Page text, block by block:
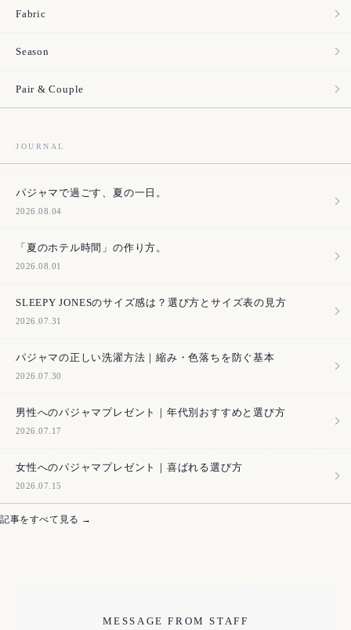
Fabric
Season
Pair & Couple
JOURNAL
パジャマで過ごす、夏の一日。
2026.08.04
「夏のホテル時間」の作り方。
2026.08.01
SLEEPY JONESのサイズ感は？選び方とサイズ表の見方
2026.07.31
パジャマの正しい洗濯方法｜縮み・色落ちを防ぐ基本
2026.07.30
男性へのパジャマプレゼント｜年代別おすすめと選び方
2026.07.17
女性へのパジャマプレゼント｜喜ばれる選び方
2026.07.15
記事をすべて見る →
MESSAGE FROM STAFF